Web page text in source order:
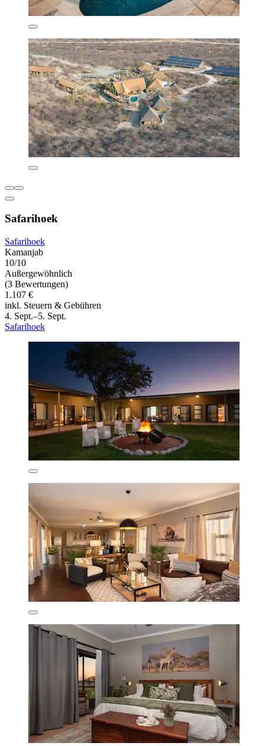
Safarihoek
Safarihoek
Kamanjab
10/10
Außergewöhnlich
(3 Bewertungen)
1.107 €
inkl. Steuern & Gebühren
4. Sept.–5. Sept.
Safarihoek